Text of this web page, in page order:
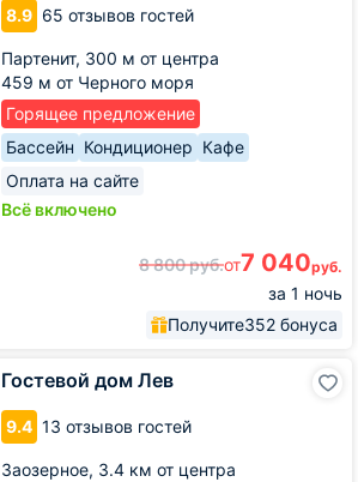
8.9 65 отзывов гостей
Партенит, 300 м от центра
459 м от Черного моря
Горящее предложение
Бассейн Кондиционер Кафе
Оплата на сайте
Всё включено
8 800руб.от7 040руб.
за 1 ночь
Получите352 бонуса
Гостевой дом Лев
9.4 13 отзывов гостей
Заозерное, 3.4 км от центра